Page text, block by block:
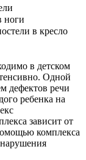
в детском
Одной
дефектов речи
ребенка на
зависит от
комплекса